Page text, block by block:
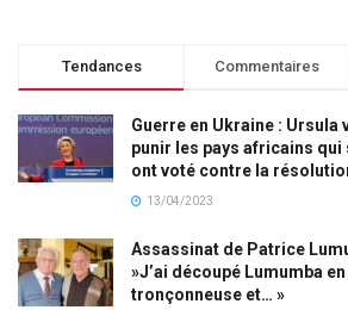
Tendances Commentaires
Guerre en Ukraine : Ursula
punir les pays africains qui
ont voté contre la
13/04/2023
Assassinat de Patrice
»J’ai découpé Lumumba
tronçonneuse et… »